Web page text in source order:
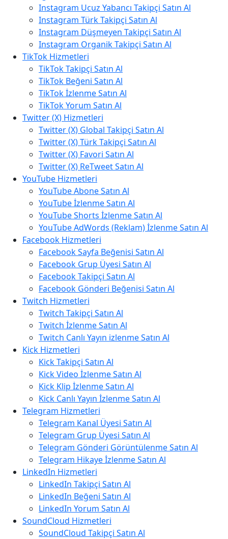
Instagram Ucuz Yabancı Takipçi Satın Al
Instagram Türk Takipçi Satın Al
Instagram Düşmeyen Takipçi Satın Al
Instagram Organik Takipçi Satın Al
TikTok Hizmetleri
TikTok Takipçi Satın Al
TikTok Beğeni Satın Al
TikTok İzlenme Satın Al
TikTok Yorum Satın Al
Twitter (X) Hizmetleri
Twitter (X) Global Takipçi Satın Al
Twitter (X) Türk Takipçi Satın Al
Twitter (X) Favori Satın Al
Twitter (X) ReTweet Satın Al
YouTube Hizmetleri
YouTube Abone Satın Al
YouTube İzlenme Satın Al
YouTube Shorts İzlenme Satın Al
YouTube AdWords (Reklam) İzlenme Satın Al
Facebook Hizmetleri
Facebook Sayfa Beğenisi Satın Al
Facebook Grup Üyesi Satın Al
Facebook Takipçi Satın Al
Facebook Gönderi Beğenisi Satın Al
Twitch Hizmetleri
Twitch Takipçi Satın Al
Twitch İzlenme Satın Al
Twitch Canlı Yayın izlenme Satın Al
Kick Hizmetleri
Kick Takipçi Satın Al
Kick Video İzlenme Satın Al
Kick Klip İzlenme Satın Al
Kick Canlı Yayın İzlenme Satın Al
Telegram Hizmetleri
Telegram Kanal Üyesi Satın Al
Telegram Grup Üyesi Satın Al
Telegram Gönderi Görüntülenme Satın Al
Telegram Hikaye İzlenme Satın Al
LinkedIn Hizmetleri
LinkedIn Takipçi Satın Al
LinkedIn Beğeni Satın Al
LinkedIn Yorum Satın Al
SoundCloud Hizmetleri
SoundCloud Takipçi Satın Al